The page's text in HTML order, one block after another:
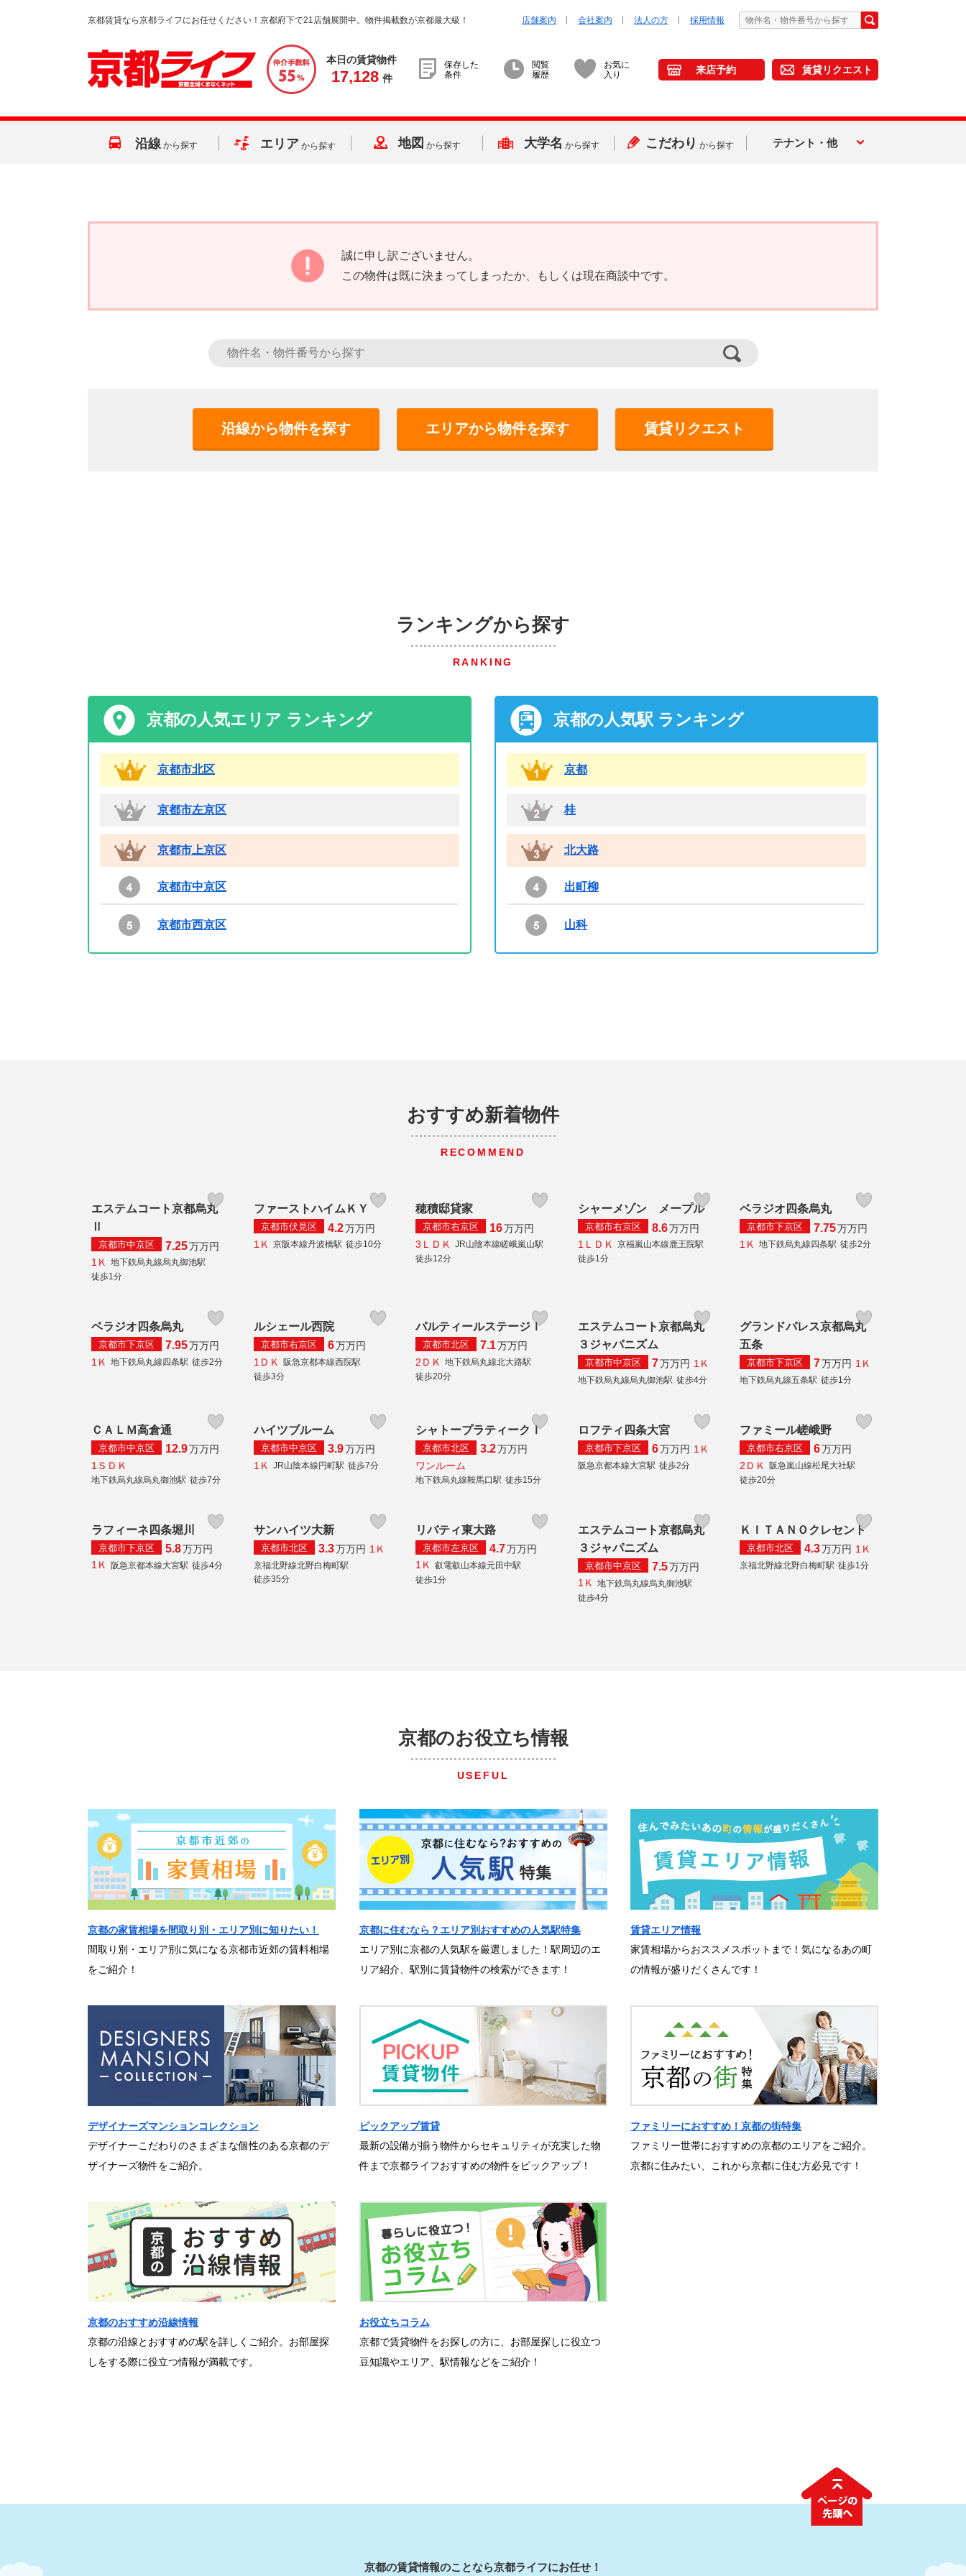
京都賃貸なら京都ライフにお任せください！京都府下で21店舗展開中。物件掲載数が京都最大級！ 店舗案内 会社案内 法人の方 採用情報
本日の賃貸物件
17,128 件
保存した
条件
閲覧
履歴
お気に
入り
来店予約 賃貸リクエスト
沿線 から探す エリア から探す 地図 から探す 大学名 から探す こだわり から探す テナント・他
誠に申し訳ございません。
この物件は既に決まってしまったか、もしくは現在商談中です。
沿線から物件を探す エリアから物件を探す 賃貸リクエスト
ランキングから探す
RANKING
京都の人気エリア ランキング
京都市北区
京都市左京区
京都市上京区
京都市中京区
京都市西京区
京都の人気駅 ランキング
京都
桂
北大路
出町柳
山科
おすすめ新着物件
RECOMMEND
エステムコート京都烏丸
京都市中京区 7.25万万円
1Ｋ
地下鉄烏丸線烏丸御池駅
徒歩1分
ファーストハイムＫＹ
京都市伏見区 4.2万万円
1Ｋ
京阪本線丹波橋駅 徒歩10分
穂積邸貸家
京都市右京区 16万万円
3ＬＤＫ
JR山陰本線嵯峨嵐山駅
徒歩12分
シャーメゾン メープル
京都市右京区 8.6万万円
1ＬＤＫ
京福嵐山本線鹿王院駅
徒歩1分
ベラジオ四条烏丸
京都市下京区 7.75万万円
1Ｋ
地下鉄烏丸線四条駅 徒歩2分
ベラジオ四条烏丸
京都市下京区 7.95万万円
1Ｋ
地下鉄烏丸線四条駅 徒歩2分
ルシェール西院
京都市右京区 6万万円
1ＤＫ
阪急京都本線西院駅
徒歩3分
パルティールステージⅠ
京都市北区 7.1万万円
2ＤＫ
地下鉄烏丸線北大路駅
徒歩20分
エステムコート京都烏丸
３ジャパニズム
京都市中京区 7万万円 1Ｋ
地下鉄烏丸線烏丸御池駅 徒歩4分
グランドパレス京都烏丸
五条
京都市下京区 7万万円 1Ｋ
地下鉄烏丸線五条駅 徒歩1分
ＣＡＬＭ高倉通
京都市中京区 12.9万万円
1ＳＤＫ
地下鉄烏丸線烏丸御池駅 徒歩7分
ハイツブルーム
京都市中京区 3.9万万円
1Ｋ
JR山陰本線円町駅 徒歩7分
シャトープラティークⅠ
京都市北区 3.2万万円
ワンルーム
地下鉄烏丸線鞍馬口駅 徒歩15分
ロフティ四条大宮
京都市下京区 6万万円 1Ｋ
阪急京都本線大宮駅 徒歩2分
ファミール嵯峨野
京都市右京区 6万万円
2ＤＫ
阪急嵐山線松尾大社駅
徒歩20分
ラフィーネ四条堀川
京都市下京区 5.8万万円
1Ｋ 阪急京都本線大宮駅 徒歩4分
サンハイツ大新
京都市北区 3.3万万円 1Ｋ
京福北野線北野白梅町駅
徒歩35分
リバティ東大路
京都市左京区 4.7万万円
1Ｋ 叡電叡山本線元田中駅
徒歩1分
エステムコート京都烏丸
３ジャパニズム
京都市中京区 7.5万万円
1Ｋ 地下鉄烏丸線烏丸御池駅
徒歩4分
ＫＩＴＡＮＯクレセント
京都市北区 4.3万万円 1Ｋ
京福北野線北野白梅町駅 徒歩1分
京都のお役立ち情報
USEFUL
京都の家賃相場を間取り別・エリア別に知りたい！
間取り別・エリア別に気になる京都市近郊の賃料相場
をご紹介！
京都に住むなら？エリア別おすすめの人気駅特集
エリア別に京都の人気駅を厳選しました！駅周辺のエ
リア紹介、駅別に賃貸物件の検索ができます！
賃貸エリア情報
家賃相場からおススメスポットまで！気になるあの町
の情報が盛りだくさんです！
デザイナーズマンションコレクション
デザイナーこだわりのさまざまな個性のある京都のデ
ザイナーズ物件をご紹介。
ピックアップ賃貸
最新の設備が揃う物件からセキュリティが充実した物
件まで京都ライフおすすめの物件をピックアップ！
ファミリーにおすすめ！京都の街特集
ファミリー世帯におすすめの京都のエリアをご紹介。
京都に住みたい、これから京都に住む方必見です！
京都のおすすめ沿線情報
京都の沿線とおすすめの駅を詳しくご紹介。お部屋探
しをする際に役立つ情報が満載です。
お役立ちコラム
京都で賃貸物件をお探しの方に、お部屋探しに役立つ
豆知識やエリア、駅情報などをご紹介！
京都の賃貸情報のことなら京都ライフにお任せ！